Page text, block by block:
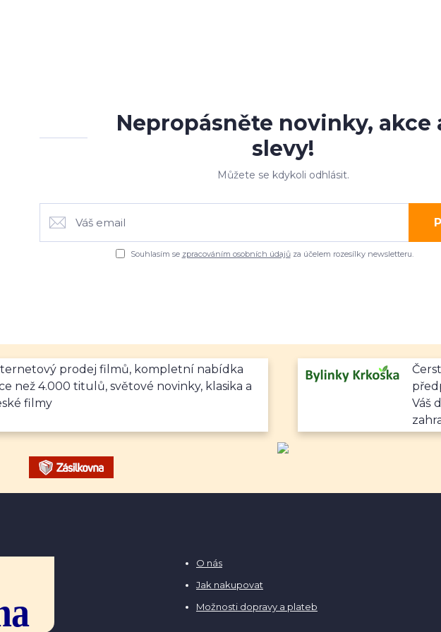
Nepropásněte novinky, akce
slevy!
Můžete se kdykoli odhlásit.
Souhlasím se zpracováním osobních údajůza účelem rozesílky newsletteru.
prodej filmů, kompletní nabídka
než 4.000 titulů, světové novinky, klasika a
filmy
Váš
O nás
Jak nakupovat
Možnosti dopravy a plateb